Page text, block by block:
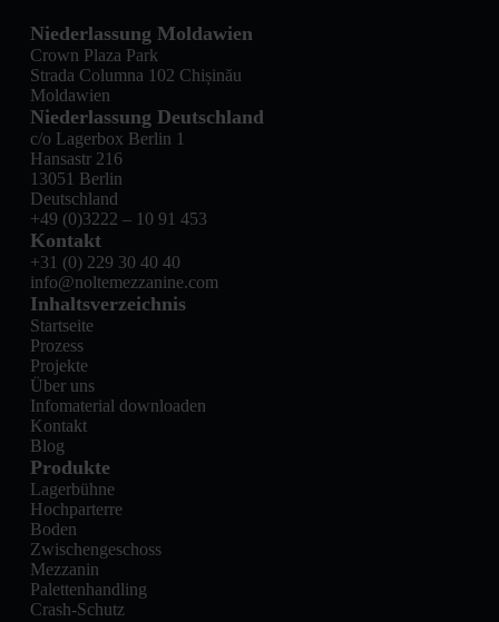
Niederlassung Moldawien
Crown Plaza Park
Strada Columna 102 Chișinău
Moldawien
Inhaltsverzeichnis
Startseite
Prozess
Projekte
Über uns
Infomaterial downloaden
Kontakt
Blog
Produkte
Lagerbühne
Hochparterre
Boden
Zwischengeschoss
Mezzanin
Palettenhandling
Crash-Schutz
Niederlassung Deutschland
c/o Lagerbox Berlin 1
Hansastr 216
13051 Berlin
Deutschland
+49 (0)3222 – 10 91 453
Kontakt
+31 (0) 229 30 40 40
info@noltemezzanine.com